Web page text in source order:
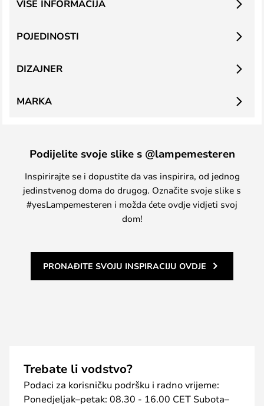
POJEDINOSTI
VIŠE INFORMACIJA
DIZAJNER
MARKA
Podijelite svoje slike s @lampemesteren
Inspirirajte se i dopustite da vas inspirira, od jednog
jedinstvenog doma do drugog. Označite svoje slike s
#yesLampemesteren i možda ćete ovdje vidjeti svoj
dom!
PRONAĐITE SVOJU INSPIRACIJU OVDJE
Trebate li vodstvo?
Podaci za korisničku podršku i radno vrijeme:
Ponedjeljak–petak: 08.30 - 16.00 CET Subota–